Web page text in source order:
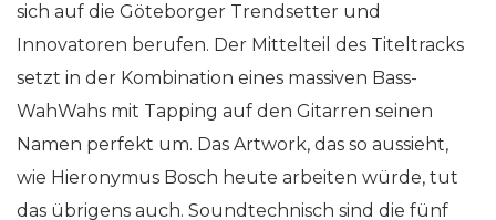
sich auf die Göteborger Trendsetter und
Innovatoren berufen. Der Mittelteil des Titeltracks
setzt in der Kombination eines massiven Bass-
WahWahs mit Tapping auf den Gitarren seinen
Namen perfekt um. Das Artwork, das so aussieht,
wie Hieronymus Bosch heute arbeiten würde, tut
das übrigens auch. Soundtechnisch sind die fünf